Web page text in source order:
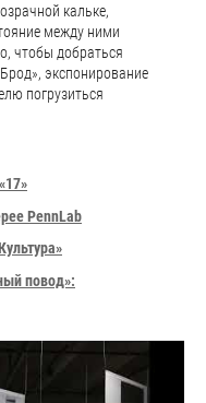
кальке,
между ними
чтобы добраться
экспонирование
погрузиться
PennLab
повод»: